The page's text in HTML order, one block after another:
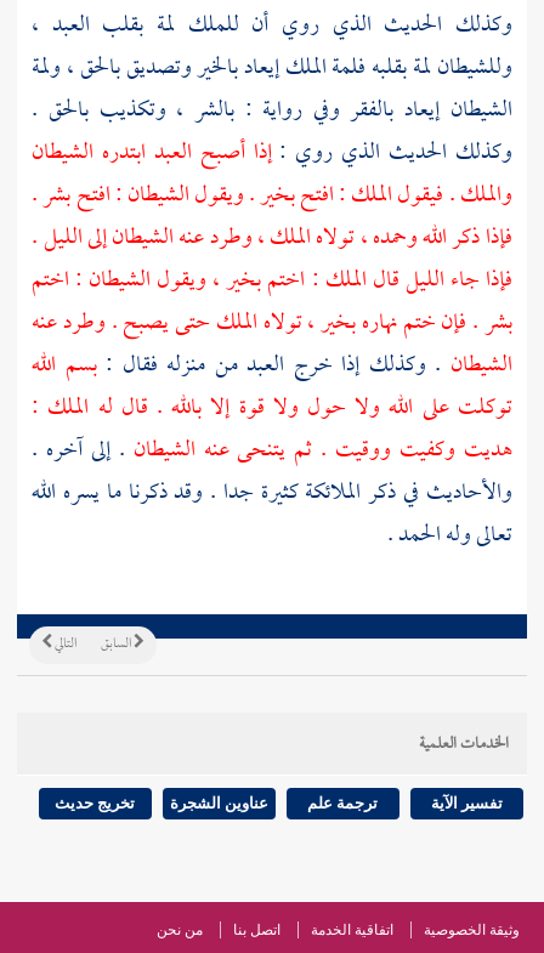
وكذلك الحديث الذي روي أن للملك لمة بقلب العبد ،
وللشيطان لمة بقلبه فلمة الملك إيعاد بالخير وتصديق بالحق ، ولمة
الشيطان إيعاد بالفقر وفي رواية : بالشر ، وتكذيب بالحق .
وكذلك الحديث الذي روي :إذا أصبح العبد ابتدره الشيطان
والملك . فيقول الملك : افتح بخير . ويقول الشيطان : افتح بشر .
فإذا ذكر الله وحمده ، تولاه الملك ، وطرد عنه الشيطان إلى الليل .
فإذا جاء الليل قال الملك : اختم بخير ، ويقول الشيطان : اختم
بشر . فإن ختم نهاره بخير ، تولاه الملك حتى يصبح . وطرد عنه
الشيطان . وكذلك إذا خرج العبد من منزله فقال :بسم الله
توكلت على الله ولا حول ولا قوة إلا بالله . قال له الملك :
هديت وكفيت ووقيت . ثم يتنحى عنه الشيطان . إلى آخره .
والأحاديث في ذكر الملائكة كثيرة جدا . وقد ذكرنا ما يسره الله
تعالى وله الحمد .
التالي السابق
الخدمات العلمية
تفسير الآية ترجمة علم عناوين الشجرة تخريج حديث
وثيقة الخصوصية اتفاقية الخدمة اتصل بنا من نحن